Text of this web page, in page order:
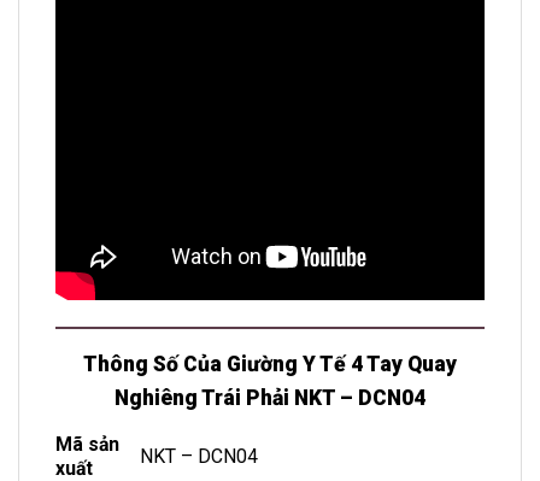
Thông Số Của Giường Y Tế 4 Tay Quay
Nghiêng Trái Phải NKT – DCN04
Mã sản
xuất
NKT – DCN04